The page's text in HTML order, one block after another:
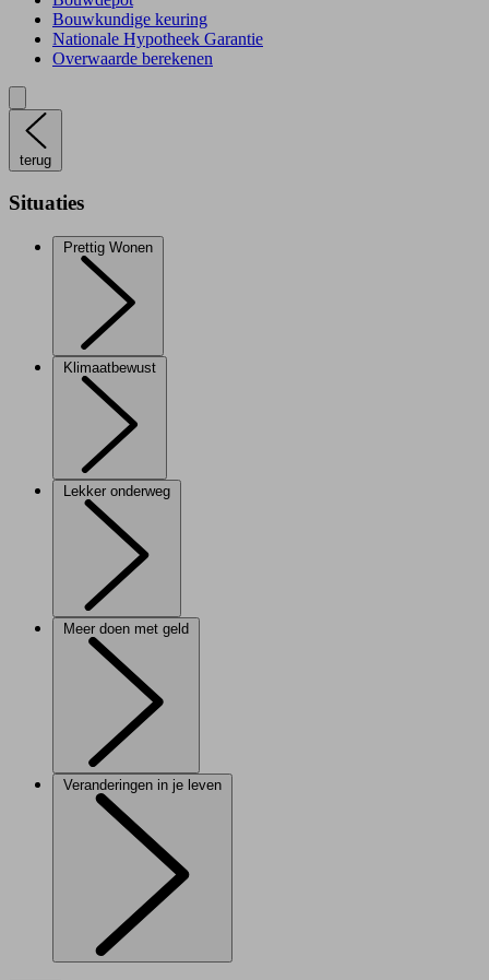
Bouwkundige keuring
Nationale Hypotheek Garantie
Overwaarde berekenen
terug
Situaties
Prettig Wonen
Klimaatbewust
Lekker onderweg
Meer doen met geld
Veranderingen in je leven